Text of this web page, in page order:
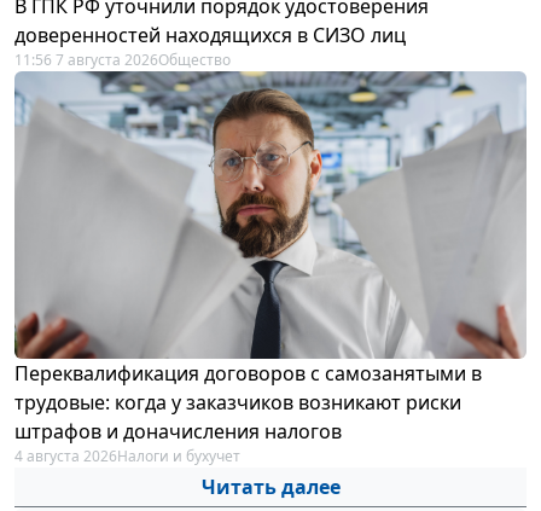
В ГПК РФ уточнили порядок удостоверения
доверенностей находящихся в СИЗО лиц
11:56 7 августа 2026Общество
Переквалификация договоров с самозанятыми в
трудовые: когда у заказчиков возникают риски
штрафов и доначисления налогов
4 августа 2026Налоги и бухучет
Читать далее